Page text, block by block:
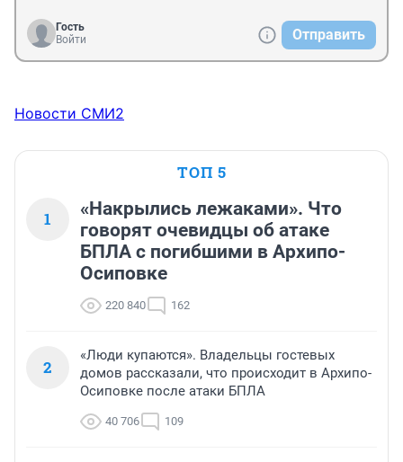
Гость
Войти
Отправить
Новости СМИ2
ТОП 5
1
«Накрылись лежаками». Что
говорят очевидцы об атаке
БПЛА с погибшими в Архипо-
Осиповке
220 840 162
2
«Люди купаются». Владельцы гостевых
домов рассказали, что происходит в Архипо-
Осиповке после атаки БПЛА
40 706 109